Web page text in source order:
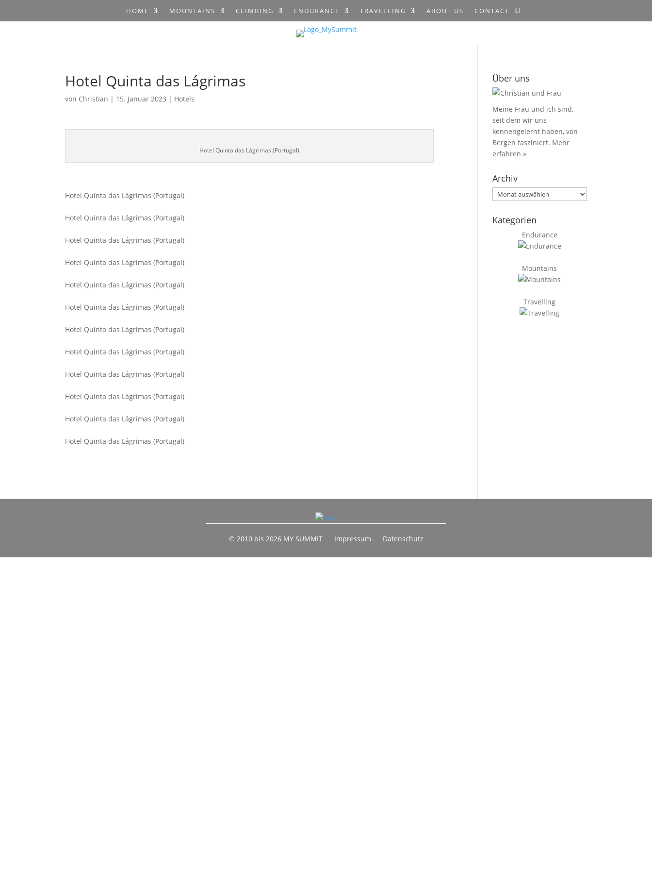
HOME MOUNTAINS CLIMBING ENDURANCE TRAVELLING ABOUT US CONTACT
Hotel Quinta das Lágrimas
von Christian | 15. Januar 2023 | Hotels
Hotel Quinta das Lágrimas (Portugal)
Hotel Quinta das Lágrimas (Portugal)
Hotel Quinta das Lágrimas (Portugal)
Hotel Quinta das Lágrimas (Portugal)
Hotel Quinta das Lágrimas (Portugal)
Hotel Quinta das Lágrimas (Portugal)
Hotel Quinta das Lágrimas (Portugal)
Hotel Quinta das Lágrimas (Portugal)
Hotel Quinta das Lágrimas (Portugal)
Hotel Quinta das Lágrimas (Portugal)
Hotel Quinta das Lágrimas (Portugal)
Hotel Quinta das Lágrimas (Portugal)
Hotel Quinta das Lágrimas (Portugal)
Über uns
Meine Frau und ich sind,
seit dem wir uns
kennengelernt haben, von
Bergen fasziniert. Mehr
erfahren »
Archiv
Archiv
Kategorien
Endurance
Mountains
Travelling
© 2010 bis 2026 MY SUMMIT Impressum Datenschutz